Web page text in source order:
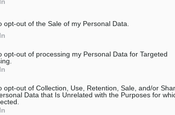
opt-out of the Sale of my Personal Data.
opt-out of processing my Personal Data for Targeted
opt-out of Collection, Use, Retention, Sale, and/or
Data that Is Unrelated with the Purposes for